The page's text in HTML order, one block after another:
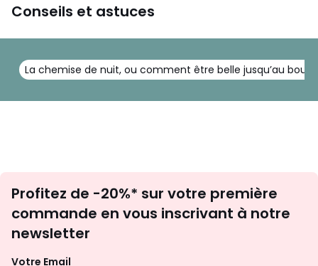
Conseils et astuces
La chemise de nuit, ou comment être belle jusqu’au bout
newsletter
Profitez de -20%* sur votre première
commande en vous inscrivant à notre
newsletter
Votre Email